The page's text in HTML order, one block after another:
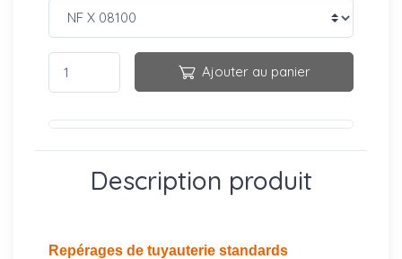
Ajouter au panier
Description produit
Repérages de tuyauterie standards